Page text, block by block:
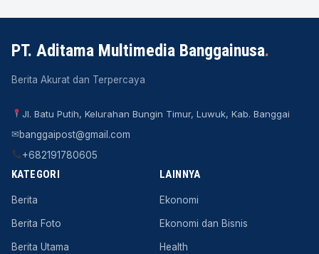
PT. Aditama Multimedia Banggainusa.
Berita Akurat dan Terpercaya
Jl. Batu Putih, Kelurahan Bungin Timur, Luwuk, Kab. Banggai
✉banggaipost@gmail.com
+682191780605
KATEGORI
Berita
Berita Foto
Berita Utama
LAINNYA
Ekonomi
Ekonomi dan Bisnis
Health